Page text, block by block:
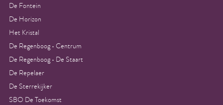
De Fontein
De Horizon
Het Kristal
De Regenboog • Centrum
De Regenboog • De Staart
De Repelaer
De Sterrekijker
SBO De Toekomst